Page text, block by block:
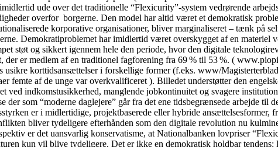
ude over det traditionelle “Flexicurity”-system vedrørende
overfor borgerne. Den model har altid været et demokratisk
korporative organisationer, bliver marginaliseret – tænk på
Demokratiproblemet har imidlertid været overskygget af en materiel
støt og sikkert igennem hele den periode, hvor den digitale
der er medlem af en traditionel fagforening fra 69 % til 53 %. (
korttidsansættelser i forskellige former (f.eks. www/
af de unge var overkvalificeret ). Billedet understøtter den
indkomstusikkerhed, manglende jobkontinuitet og svagere
som “moderne daglejere” går fra det ene tidsbegrænsede arbejde til
er i midlertidige, projektbaserede eller hybride ansættelsesformer,
bliver tydeligere efterhånden som den digitale revolution nu
er det uansvarlig konservatisme, at Nationalbanken lovpriser
kun vil blive tydeligere. Det er ikke en demokratisk holdbar tendens: